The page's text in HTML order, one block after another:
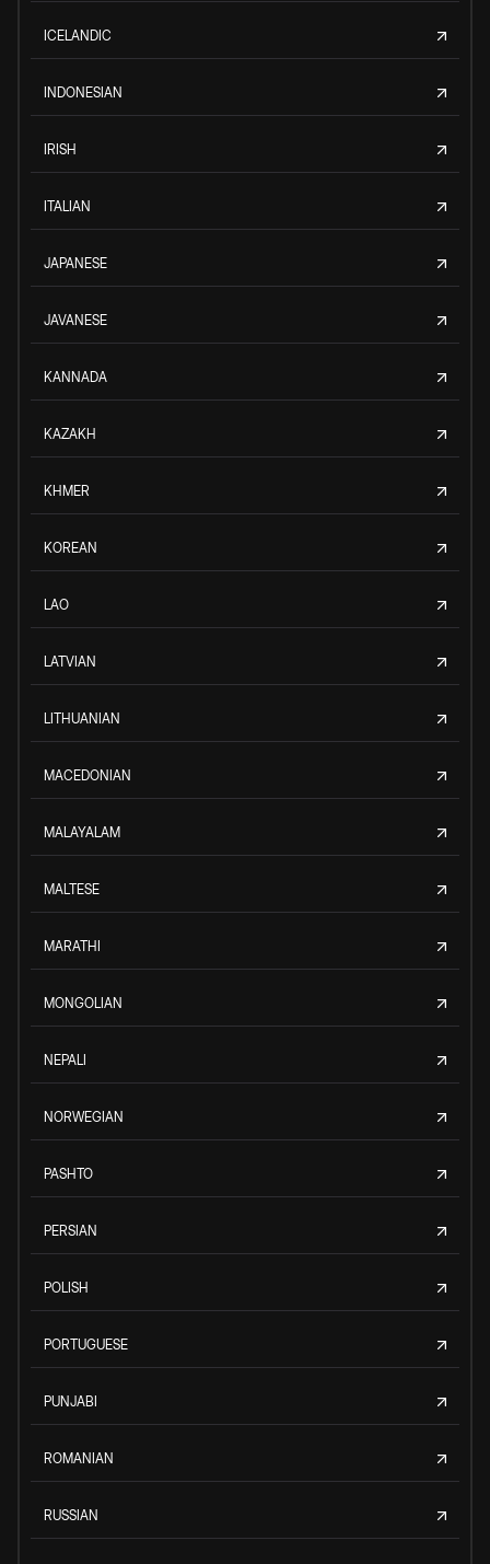
ICELANDIC
INDONESIAN
IRISH
ITALIAN
JAPANESE
JAVANESE
KANNADA
KAZAKH
KHMER
KOREAN
LAO
LATVIAN
LITHUANIAN
MACEDONIAN
MALAYALAM
MALTESE
MARATHI
MONGOLIAN
NEPALI
NORWEGIAN
PASHTO
PERSIAN
POLISH
PORTUGUESE
PUNJABI
ROMANIAN
RUSSIAN